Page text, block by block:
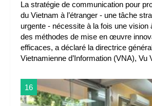
La stratégie de communication pour
du Vietnam à l’étranger - une tâche
urgente - nécessite à la fois une vision
des méthodes de mise en œuvre
efficaces, a déclaré la directrice
Vietnamienne d’Information (VNA), Vu
16